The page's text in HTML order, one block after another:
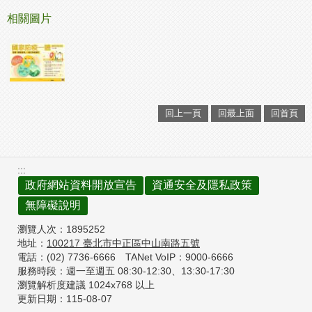
相關圖片
回上一頁 回最上面 回首頁
:::
政府網站資料開放宣告
資通安全及隱私政策
無障礙說明
瀏覽人次： 1895252
地址： 100217 臺北市中正區中山南路五號
電話：(02) 7736-6666 TANet VoIP：9000-6666
服務時段：週一至週五 08:30-12:30、 13:30-17:30
瀏覽解析度建議 1024x768 以上
更新日期： 115-08-07